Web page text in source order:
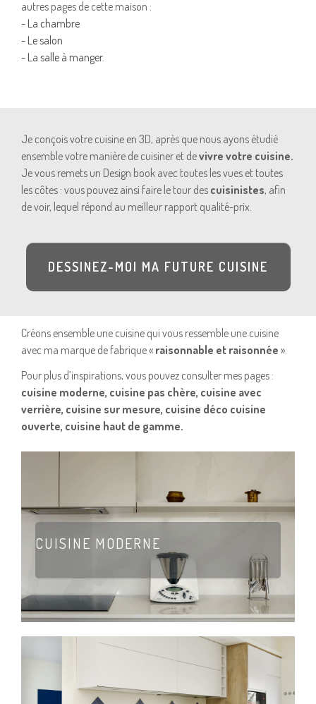
autres pages de cette maison :
- La chambre
- Le salon
- La salle à manger.
Je conçois votre cuisine en 3D, après que nous ayons étudié
ensemble votre manière de cuisiner et devivre votre cuisine.
Je vous remets un Design book avec toutes les vues et toutes
les côtes : vous pouvez ainsi faire le tour des cuisinistes, afin
de voir, lequel répond au meilleur rapport qualité-prix.
DESSINEZ-MOI MA FUTURE CUISINE
Créons ensemble une cuisine qui vous ressemble une cuisine
avec ma marque de fabrique « raisonnable et raisonnée ».
Pour plus d’inspirations, vous pouvez consulter mes pages :
cuisine moderne, cuisine pas chère, cuisine avec
verrière, cuisine sur mesure, cuisine déco cuisine
ouverte, cuisine haut de gamme.
CUISINE MODERNE